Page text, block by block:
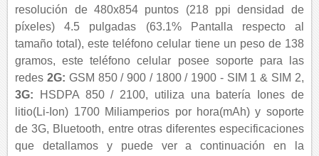
resolución de 480x854 puntos (218 ppi densidad de
píxeles) 4.5 pulgadas (63.1% Pantalla respecto al
tamaño total), este teléfono celular tiene un peso de 138
gramos, este teléfono celular posee soporte para las
redes 2G: GSM 850 / 900 / 1800 / 1900 - SIM 1 & SIM 2,
3G: HSDPA 850 / 2100, utiliza una batería Iones de
litio(Li-Ion) 1700 Miliamperios por hora(mAh) y soporte
de 3G, Bluetooth, entre otras diferentes especificaciones
que detallamos y puede ver a continuación en la